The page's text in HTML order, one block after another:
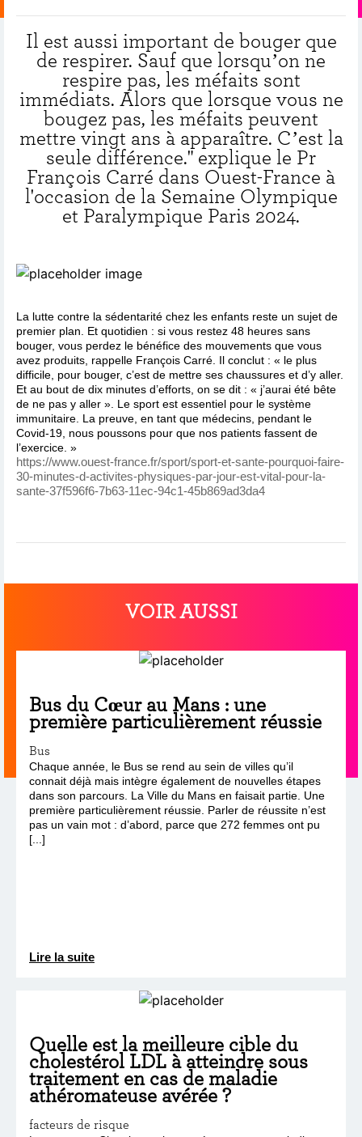
Il est aussi important de bouger que
de respirer. Sauf que lorsqu’on ne
respire pas, les méfaits sont
immédiats. Alors que lorsque vous ne
bougez pas, les méfaits peuvent
mettre vingt ans à apparaître. C’est la
seule différence." explique le Pr
François Carré dans Ouest-France à
l'occasion de la Semaine Olympique
et Paralympique Paris 2024.
La lutte contre la sédentarité chez les enfants reste un sujet de
premier plan. Et quotidien : si vous restez 48 heures sans
bouger, vous perdez le bénéfice des mouvements que vous
avez produits, rappelle François Carré. Il conclut : « le plus
difficile, pour bouger, c’est de mettre ses chaussures et d’y aller.
Et au bout de dix minutes d’efforts, on se dit : « j’aurai été bête
de ne pas y aller ». Le sport est essentiel pour le système
immunitaire. La preuve, en tant que médecins, pendant le
Covid-19, nous poussons pour que nos patients fassent de
l’exercice. »
https://www.ouest-france.fr/sport/sport-et-sante-pourquoi-faire-
30-minutes-d-activites-physiques-par-jour-est-vital-pour-la-
sante-37f596f6-7b63-11ec-94c1-45b869ad3da4
VOIR AUSSI
Bus du Cœur au Mans : une
première particulièrement réussie
Bus
Chaque année, le Bus se rend au sein de villes qu’il
connait déjà mais intègre également de nouvelles étapes
dans son parcours. La Ville du Mans en faisait partie. Une
première particulièrement réussie. Parler de réussite n’est
pas un vain mot : d’abord, parce que 272 femmes ont pu
[...]
Lire la suite
Quelle est la meilleure cible du
cholestérol LDL à atteindre sous
traitement en cas de maladie
athéromateuse avérée ?
facteurs de risque